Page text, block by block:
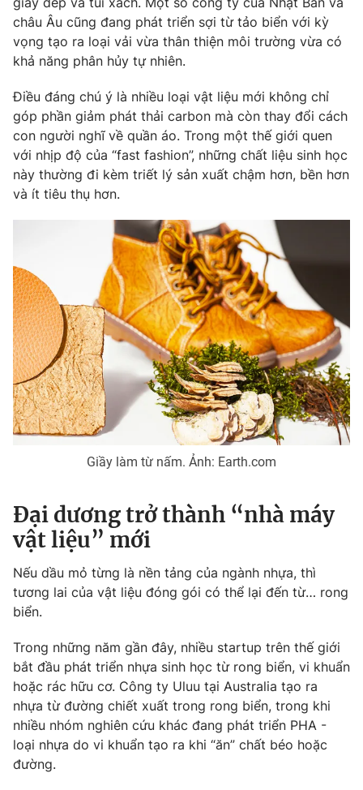
châu Âu cũng đang phát triển sợi từ tảo biển với kỳ
vọng tạo ra loại vải vừa thân thiện môi trường vừa có
khả năng phân hủy tự nhiên.
Điều đáng chú ý là nhiều loại vật liệu mới không chỉ
góp phần giảm phát thải carbon mà còn thay đổi cách
con người nghĩ về quần áo. Trong một thế giới quen
với nhịp độ của “fast fashion”, những chất liệu sinh học
này thường đi kèm triết lý sản xuất chậm hơn, bền hơn
và ít tiêu thụ hơn.
Giầy làm từ nấm. Ảnh: Earth.com
Đại dương trở thành “nhà máy
vật liệu” mới
Nếu dầu mỏ từng là nền tảng của ngành nhựa, thì
tương lai của vật liệu đóng gói có thể lại đến từ… rong
biển.
Trong những năm gần đây, nhiều startup trên thế giới
bắt đầu phát triển nhựa sinh học từ rong biển, vi khuẩn
hoặc rác hữu cơ. Công ty Uluu tại Australia tạo ra
nhựa từ đường chiết xuất trong rong biển, trong khi
nhiều nhóm nghiên cứu khác đang phát triển PHA -
loại nhựa do vi khuẩn tạo ra khi “ăn” chất béo hoặc
đường.